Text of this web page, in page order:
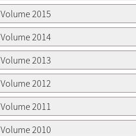
Volume 2015
Volume 2014
Volume 2013
Volume 2012
Volume 2011
Volume 2010